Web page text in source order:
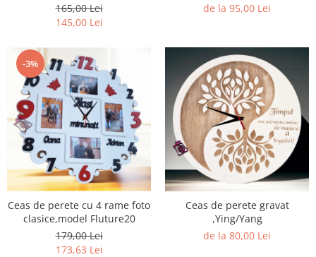
personalizat model 225
165,00 Lei
145,00 Lei
Porumbeii
de la 95,00 Lei
-3%
Ceas de perete cu 4 rame foto
clasice,model Fluture20
179,00 Lei
173,63 Lei
Ceas de perete gravat
,Ying/Yang
de la 80,00 Lei